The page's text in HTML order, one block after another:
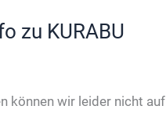
zu KURABU
können wir leider nicht auf